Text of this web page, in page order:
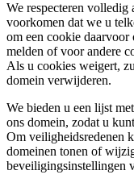
We respecteren
voorkomen dat we u
om een cookie
melden of voor andere
Als u cookies weigert,
domein verwijderen.
We bieden u een lijst
ons domein, zodat u
Om veiligheidsredenen
domeinen tonen of
beveiligingsinstellingen